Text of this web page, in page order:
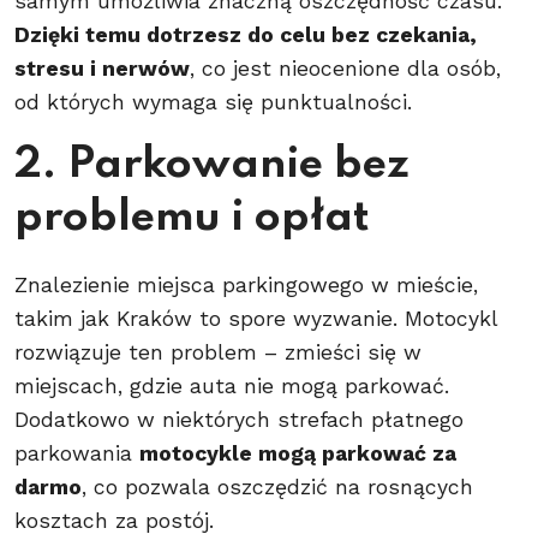
Dzięki temu dotrzesz do celu bez czekania,
stresu i nerwów, co jest nieocenione dla osób,
od których wymaga się punktualności.
2. Parkowanie bez
problemu i opłat
Znalezienie miejsca parkingowego w mieście,
takim jak Kraków to spore wyzwanie. Motocykl
rozwiązuje ten problem – zmieści się w
miejscach, gdzie auta nie mogą parkować.
Dodatkowo w niektórych strefach płatnego
parkowania motocykle mogą parkować za
darmo, co pozwala oszczędzić na rosnących
kosztach za postój.